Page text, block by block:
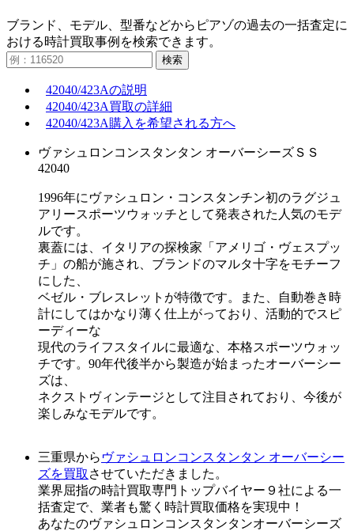
ブランド、モデル、型番などからピアゾの過去の一括査定に
おける時計買取事例を検索できます。
検索
42040/423Aの説明
42040/423A買取の詳細
42040/423A購入を希望される方へ
ヴァシュロンコンスタンタン オーバーシーズＳＳ
42040
1996年にヴァシュロン・コンスタンチン初のラグジュ
アリースポーツウォッチとして発表された人気のモデ
ルです。
裏蓋には、イタリアの探検家「アメリゴ・ヴェスプッ
チ」の船が施され、ブランドのマルタ十字をモチーフ
にした、
ベゼル・ブレスレットが特徴です。また、自動巻き時
計にしてはかなり薄く仕上がっており、活動的でスピ
ーディーな
現代のライフスタイルに最適な、本格スポーツウォッ
チです。90年代後半から製造が始まったオーバーシー
ズは、
ネクストヴィンテージとして注目されており、今後が
楽しみなモデルです。
三重県から ヴァシュロンコンスタンタン オーバーシー
ズを買取 させていただきました。
業界屈指の時計買取専門トップバイヤー９社による一
括査定で、業者も驚く時計買取価格を実現中！
あなたのヴァシュロンコンスタンタンオーバーシーズ